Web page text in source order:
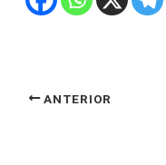
ANTERIOR